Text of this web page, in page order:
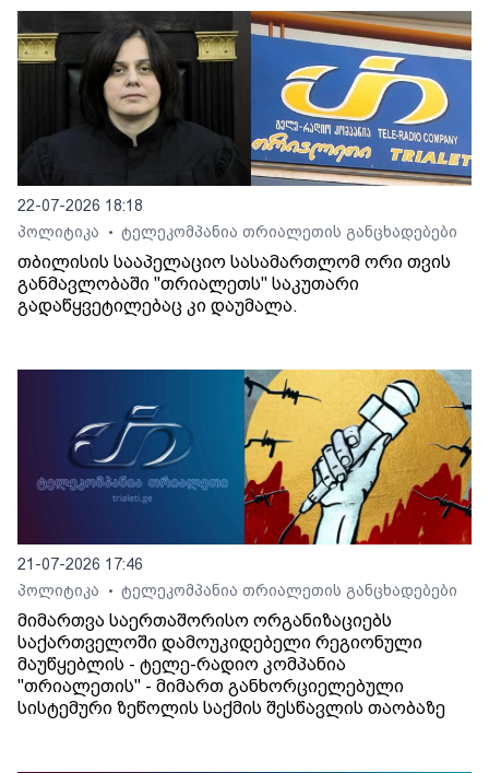
22-07-2026 18:18
პოლიტიკა
• ტელეკომპანია თრიალეთის განცხადებები
თბილისის სააპელაციო სასამართლომ ორი თვის
განმავლობაში "თრიალეთს" საკუთარი
გადაწყვეტილებაც კი დაუმალა.
21-07-2026 17:46
პოლიტიკა
• ტელეკომპანია თრიალეთის განცხადებები
მიმართვა საერთაშორისო ორგანიზაციებს
საქართველოში დამოუკიდებელი რეგიონული
მაუწყებლის - ტელე-რადიო კომპანია
"თრიალეთის" - მიმართ განხორციელებული
სისტემური ზეწოლის საქმის შესწავლის თაობაზე